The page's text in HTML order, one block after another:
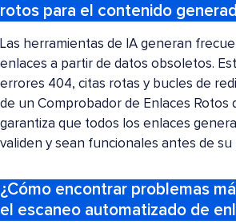
rotos para el contenido
Las herramientas de IA generan
enlaces a partir de datos obsoletos.
errores 404, citas rotas y bucles de
de un Comprobador de Enlaces Rotos
garantiza que todos los enlaces
validen y sean funcionales antes de su
¿Cómo encontrar problemas
el escaneo automatizado de